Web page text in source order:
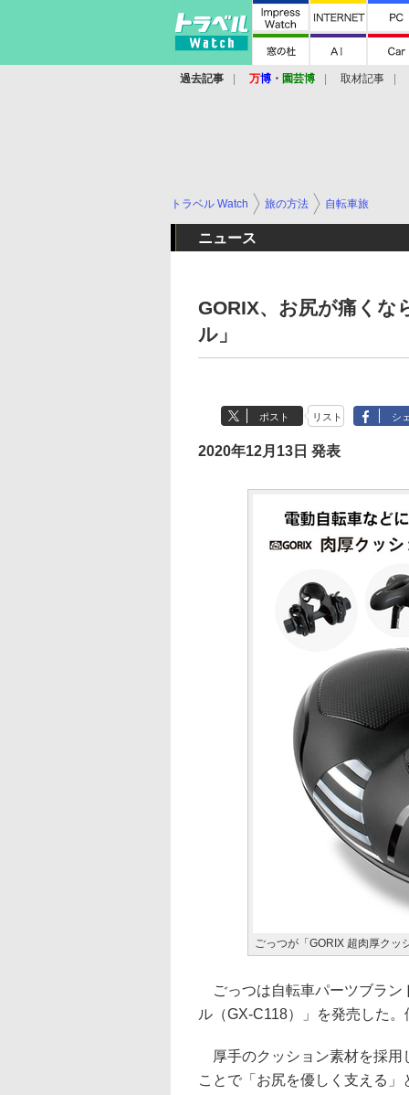
過去記事 万博 ・ 園芸博 取材記事
トラベル Watch 旅の方法 自転車旅
ニュース
GORIX、お尻が痛くな
ル」
ポスト リスト シ
2020年12月13日 発表
ごっつが「GORIX 超肉厚クッ
ごっつは自転車パーツブラン
ル（GX-C118）」を発売した
厚手のクッション素材を採用
ことで「お尻を優しく支える